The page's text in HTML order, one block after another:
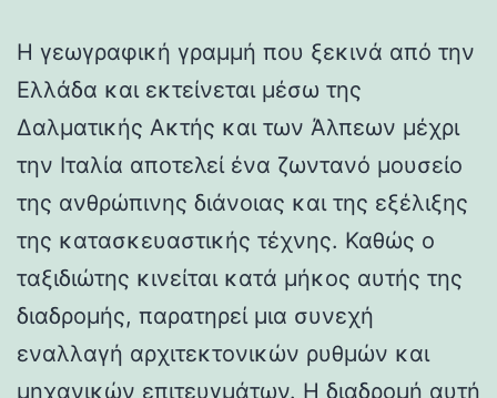
Η γεωγραφική γραμμή που ξεκινά από την
Ελλάδα και εκτείνεται μέσω της
Δαλματικής Ακτής και των Άλπεων μέχρι
την Ιταλία αποτελεί ένα ζωντανό μουσείο
της ανθρώπινης διάνοιας και της εξέλιξης
της κατασκευαστικής τέχνης. Καθώς ο
ταξιδιώτης κινείται κατά μήκος αυτής της
διαδρομής, παρατηρεί μια συνεχή
εναλλαγή αρχιτεκτονικών ρυθμών και
μηχανικών επιτευγμάτων. Η διαδρομή αυτή